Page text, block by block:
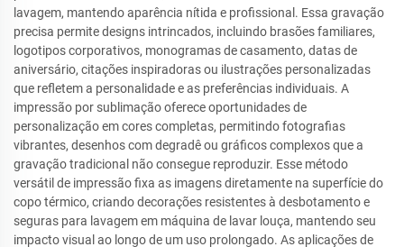
lavagem, mantendo aparência nítida e profissional. Essa gravação
precisa permite designs intrincados, incluindo brasões familiares,
logotipos corporativos, monogramas de casamento, datas de
aniversário, citações inspiradoras ou ilustrações personalizadas
que refletem a personalidade e as preferências individuais. A
impressão por sublimação oferece oportunidades de
personalização em cores completas, permitindo fotografias
vibrantes, desenhos com degradê ou gráficos complexos que a
gravação tradicional não consegue reproduzir. Esse método
versátil de impressão fixa as imagens diretamente na superfície do
copo térmico, criando decorações resistentes à desbotamento e
seguras para lavagem em máquina de lavar louça, mantendo seu
impacto visual ao longo de um uso prolongado. As aplicações de